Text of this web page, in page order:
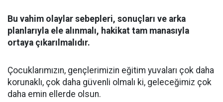
Bu vahim olaylar sebepleri, sonuçları ve arka
planlarıyla ele alınmalı, hakikat tam manasıyla
ortaya çıkarılmalıdır.
Çocuklarımızın, gençlerimizin eğitim yuvaları çok daha
korunaklı, çok daha güvenli olmalı ki, geleceğimiz çok
daha emin ellerde olsun.